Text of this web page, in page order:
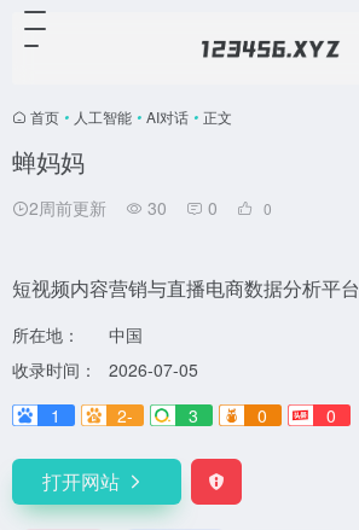
首页 • 人工智能 • AI对话 • 正文
蝉妈妈
2周前更新 30 0 0
短视频内容营销与直播电商数据分析平台
所在地：
中国
收录时间：
2026-07-05
1
2- 3 0 0
打开网站